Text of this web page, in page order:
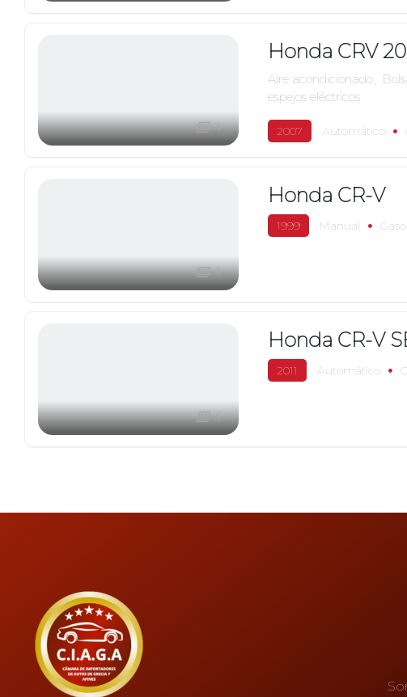
4
Honda CRV
Aire acondicionado
espejos eléctricos
2007 Automático
4
Honda CR-V
1999 Manual
4
Honda CR-V
2011 Automático